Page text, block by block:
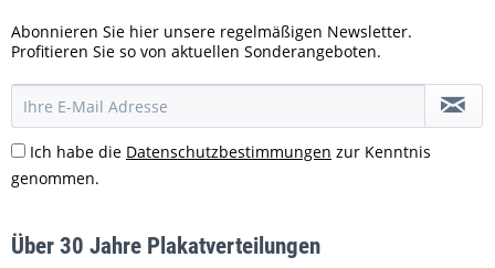
Abonnieren Sie hier unsere regelmäßigen Newsletter.
Profitieren Sie so von aktuellen Sonderangeboten.
Ich habe die Datenschutzbestimmungen zur Kenntnis
genommen.
Über 30 Jahre Plakatverteilungen